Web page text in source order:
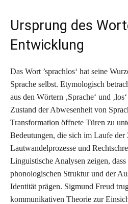
Ursprung des
Entwicklung
Das Wort ’sprachlos‘ hat seine
Sprache selbst. Etymologisch
aus den Wörtern ‚Sprache‘ und
Zustand der Abwesenheit von
Transformation öffnete Türen zu
Bedeutungen, die sich im Laufe der
Lautwandelprozesse und
Linguistische Analysen zeigen,
phonologischen Struktur und der
Identität prägen. Sigmund Freud
kommunikativen Theorie zur